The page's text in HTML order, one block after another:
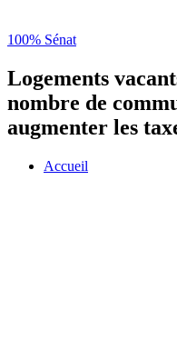
100% Sénat
Logements
nombre de
augmenter les
Accueil